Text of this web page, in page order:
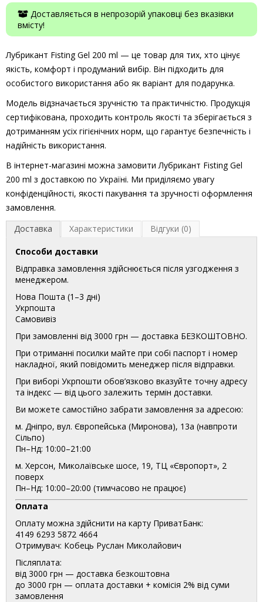
Доставляється в непрозорій упаковці без вказівки
вмісту!
Лубрикант Fisting Gel 200 ml — це товар для тих, хто цінує
якість, комфорт і продуманий вибір. Він підходить для
особистого використання або як варіант для подарунка.
Модель відзначається зручністю та практичністю. Продукція
сертифікована, проходить контроль якості та зберігається з
дотриманням усіх гігієнічних норм, що гарантує безпечність і
надійність використання.
В інтернет-магазині можна замовити Лубрикант Fisting Gel
200 ml з доставкою по Україні. Ми приділяємо увагу
конфіденційності, якості пакування та зручності оформлення
замовлення.
Доставка
Характеристики Відгуки (0)
Способи доставки
Відправка замовлення здійснюється після узгодження з
менеджером.
Нова Пошта (1–3 дні)
Укрпошта
Самовивіз
При замовленні від 3000 грн — доставка БЕЗКОШТОВНО.
При отриманні посилки майте при собі паспорт і номер
накладної, який повідомить менеджер після відправки.
При виборі Укрпошти обов’язково вказуйте точну адресу
та індекс — від цього залежить термін доставки.
Ви можете самостійно забрати замовлення за адресою:
м. Дніпро, вул. Європейська (Миронова), 13а (навпроти
Сільпо)
Пн–Нд: 10:00–21:00
м. Херсон, Миколаївське шосе, 19, ТЦ «Європорт», 2
поверх
Пн–Нд: 10:00–20:00 (тимчасово не працює)
Оплата
Оплату можна здійснити на карту ПриватБанк:
4149 6293 5872 4664
Отримувач: Кобець Руслан Миколайович
Післяплата:
від 3000 грн — доставка безкоштовна
до 3000 грн — оплата доставки + комісія 2% від суми
замовлення